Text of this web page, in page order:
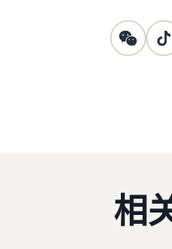
相